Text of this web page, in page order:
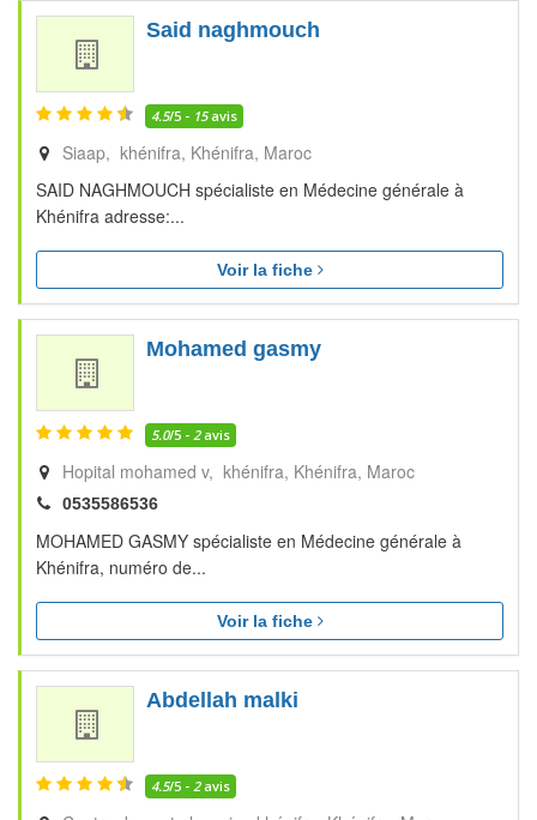
Said naghmouch
4.5/5 - 15avis
Siaap, khénifra Khénifra Maroc
SAID NAGHMOUCH spécialiste en Médecine générale à
Khénifra adresse:...
Voir la fiche
Mohamed gasmy
5.0/5 - 2avis
Hopital mohamed v, khénifra Khénifra Maroc
0535586536
MOHAMED GASMY spécialiste en Médecine générale à
Khénifra, numéro de...
Voir la fiche
Abdellah malki
4.5/5 - 2avis